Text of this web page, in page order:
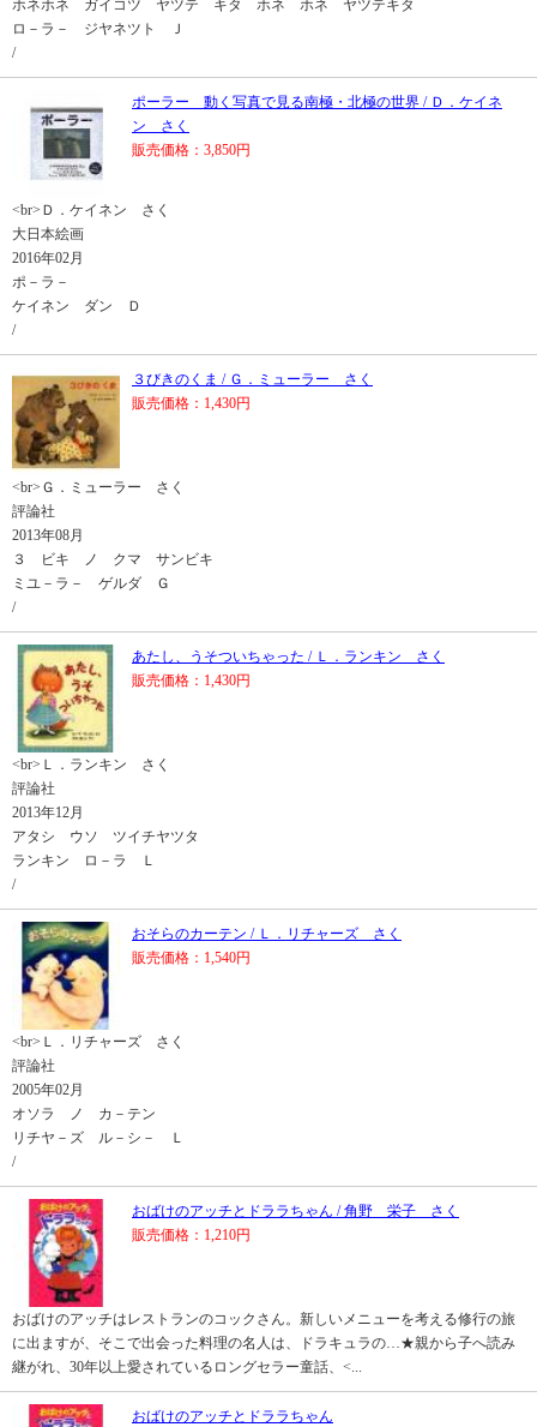
ホネホネ ガイコツ ヤツテ キタ ホネ ホネ ヤツテキタ
ロ－ラ－ ジヤネツト Ｊ
/
ポーラー 動く写真で見る南極・北極の世界 / Ｄ．ケイネ
ン さく
販売価格：3,850円
<br>Ｄ．ケイネン さく
大日本絵画
2016年02月
ポ－ラ－
ケイネン ダン Ｄ
/
３びきのくま / Ｇ．ミューラー さく
販売価格：1,430円
<br>Ｇ．ミューラー さく
評論社
2013年08月
３ ビキ ノ クマ サンビキ
ミユ－ラ－ ゲルダ Ｇ
/
あたし、うそついちゃった / Ｌ．ランキン さく
販売価格：1,430円
<br>Ｌ．ランキン さく
評論社
2013年12月
アタシ ウソ ツイチヤツタ
ランキン ロ－ラ Ｌ
/
おそらのカーテン / Ｌ．リチャーズ さく
販売価格：1,540円
<br>Ｌ．リチャーズ さく
評論社
2005年02月
オソラ ノ カ－テン
リチヤ－ズ ル－シ－ Ｌ
/
おばけのアッチとドララちゃん / 角野 栄子 さく
販売価格：1,210円
おばけのアッチはレストランのコックさん。新しいメニューを考える修行の旅
に出ますが、そこで出会った料理の名人は、ドラキュラの…★親から子へ読み
継がれ、30年以上愛されているロングセラー童話、<...
おばけのアッチとドララちゃん